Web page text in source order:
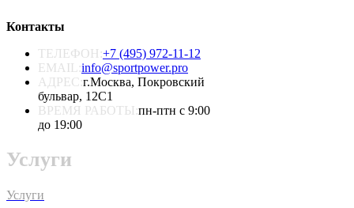
Контакты
ТЕЛЕФОН:+7 (495) 972-11-12
EMAIL:info@sportpower.pro
АДРЕС:г.Москва, Покровский
бульвар, 12С1
ВРЕМЯ РАБОТЫ:пн-птн с 9:00
до 19:00
Услуги
Услуги